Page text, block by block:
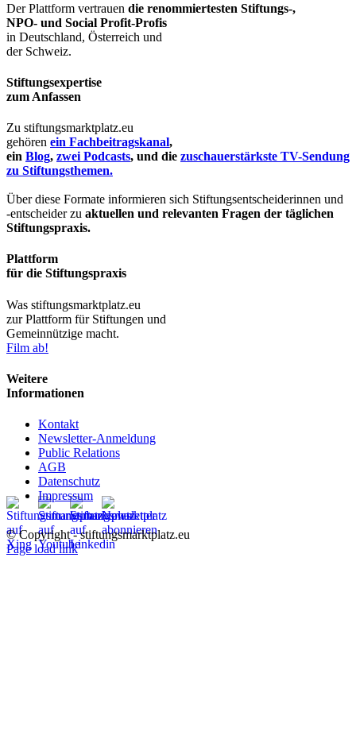
Der Plattform vertrauen die renommiertesten Stiftungs-,
NPO- und Social Profit-Profis
in Deutschland, Österreich und
der Schweiz.
Stiftungsexpertise
zum Anfassen
Zu stiftungsmarktplatz.eu
gehören ein Fachbeitragskanal,
ein Blog, zwei Podcasts, und die zuschauerstärkste TV-Sendung
zu Stiftungsthemen.
Über diese Formate informieren sich Stiftungsentscheiderinnen und
-entscheider zu aktuellen und relevanten Fragen der täglichen
Stiftungspraxis.
Plattform
für die Stiftungspraxis
Was stiftungsmarktplatz.eu
zur Plattform für Stiftungen und
Gemeinnützige macht.
Film ab!
Weitere
Informationen
Kontakt
Newsletter-Anmeldung
Public Relations
AGB
Datenschutz
Impressum
© Copyright - stiftungsmarktplatz.eu
Page load link